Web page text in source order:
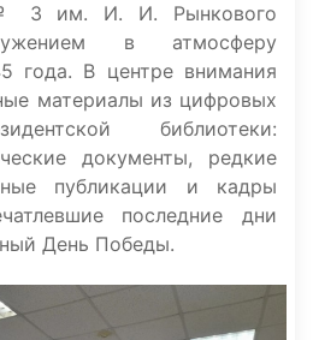
3 им. И. И. Рынкового
в атмосферу
года. В центре внимания
материалы из цифровых
библиотеки:
документы, редкие
публикации и кадры
последние дни
День Победы.